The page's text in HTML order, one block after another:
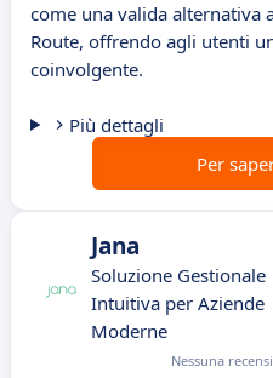
come una valida alternativa
Route, offrendo agli utenti
coinvolgente.
Più dettagli
Per
Jana
Soluzione Gestionale
Intuitiva per Aziende
Moderne
Nessuna